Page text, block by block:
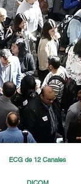
ECG de 12 Canales